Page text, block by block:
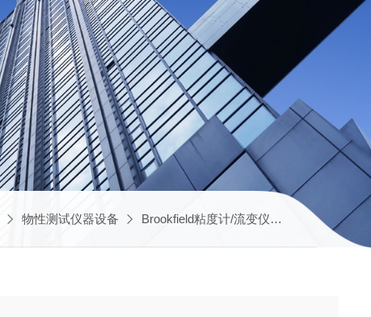
物性测试仪器设备 Brookfield粘度计/流变仪 TT-